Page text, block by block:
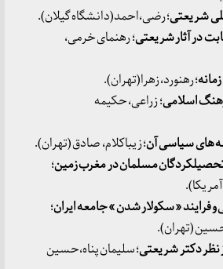
شریعتی؛ رضی،احمد(دانشگاه گیلان).
در آثار شریعتی؛ رهنمای خرمی،
؛ رهنورد، زهرا(تهران).
اسلامی؛ زراعی، حکیمه
های سیاسی آن؛ زیباکلام، صادق (تهران).
مسلمان در مغرب زمین؛
فرایند « سکولار شدن » جامعه ایران؛‌
(تهران).
دکتر شریعتی؛ سلیمان پناه،حسین